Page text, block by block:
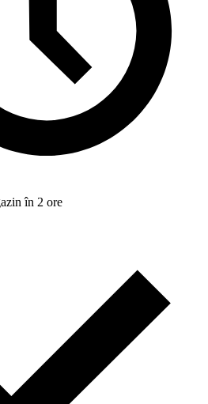
în 2 ore